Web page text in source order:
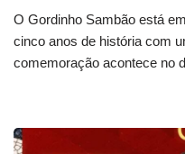
O Gordinho Sambão está
cinco anos de história com
comemoração acontece no